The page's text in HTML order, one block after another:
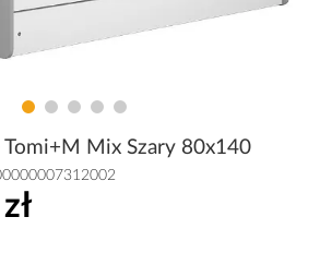
Tomi+M Mix Szary 80x140